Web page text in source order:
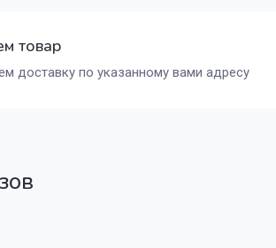
товар
доставку по указанному вами адресу